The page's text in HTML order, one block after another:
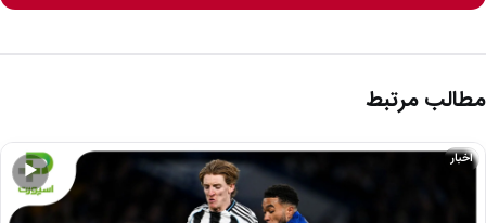
مطالب مرتبط
▶
اخبار